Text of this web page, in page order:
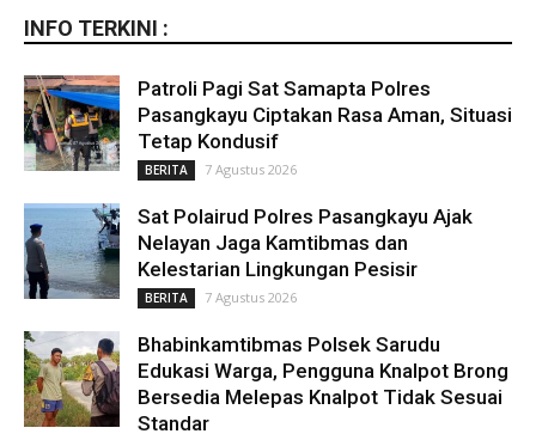
INFO TERKINI :
Patroli Pagi Sat Samapta Polres
Pasangkayu Ciptakan Rasa Aman, Situasi
Tetap Kondusif
BERITA 7 Agustus 2026
Sat Polairud Polres Pasangkayu Ajak
Nelayan Jaga Kamtibmas dan
Kelestarian Lingkungan Pesisir
BERITA 7 Agustus 2026
Bhabinkamtibmas Polsek Sarudu
Edukasi Warga, Pengguna Knalpot Brong
Bersedia Melepas Knalpot Tidak Sesuai
Standar